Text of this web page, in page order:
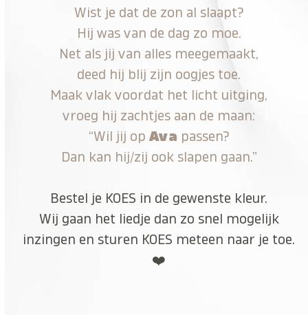
Wist je dat de zon al slaapt?
Hij was van de dag zo moe.
Net als jij van alles meegemaakt,
deed hij blij zijn oogjes toe.
Maak vlak voordat het licht uitging,
vroeg hij zachtjes aan de maan:
“Wil jij op Ava passen?
Dan kan hij/zij ook slapen gaan.”
Bestel je KOES in de gewenste kleur.
Wij gaan het liedje dan zo snel mogelijk
inzingen en sturen KOES meteen naar je toe.
❤️